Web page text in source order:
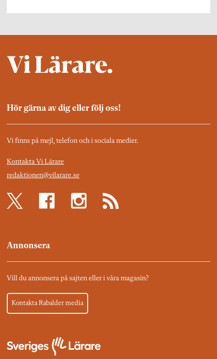
Hör gärna av dig eller följ oss!
Vi finns på mejl, telefon och i sociala medier.
Kontakta Vi Lärare
redaktionen@vilarare.se
Annonsera
Vill du annonsera på sajten eller i våra magasin?
Kontakta Rabalder media